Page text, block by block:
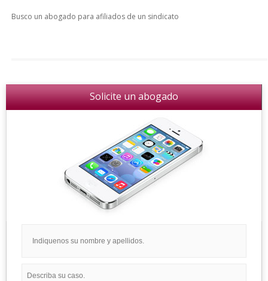
Busco un abogado para afiliados de un sindicato
Solicite un abogado